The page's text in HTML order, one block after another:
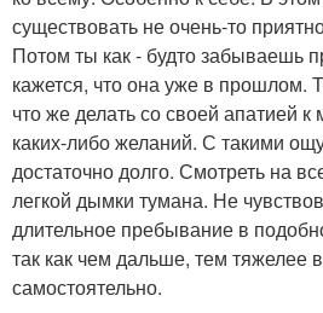
существовать не очень-то
Потом ты как - будто забываешь
кажется, что она уже в прошлом.
что же делать со своей апатией к
каких-либо желаний. С такими
достаточно долго. Смотреть на
легкой дымки тумана. Не
длительное пребывание в
так как чем дальше, тем тяжелее
самостоятельно.